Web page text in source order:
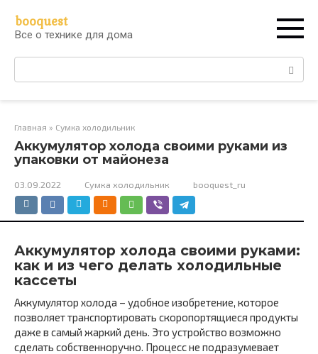
контенту
booquest
Все о технике для дома
Поиск:
Главная » Сумка холодильник
Аккумулятор холода своими руками из
упаковки от майонеза
03.09.2022 Сумка холодильник booquest_ru
Аккумулятор холода своими руками:
как и из чего делать холодильные
кассеты
Аккумулятор холода – удобное изобретение, которое
позволяет транспортировать скоропортящиеся продукты
даже в самый жаркий день. Это устройство возможно
сделать собственноручно. Процесс не подразумевает